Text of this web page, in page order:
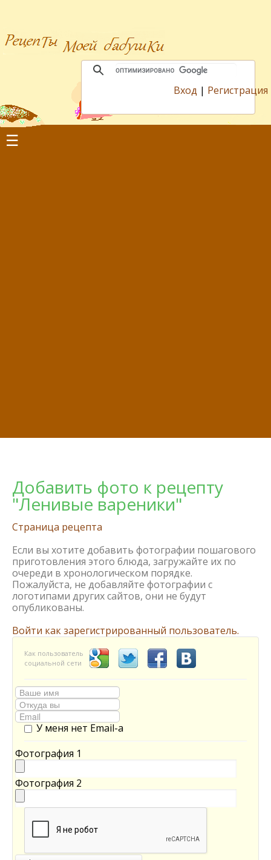
Вход | Регистрация
☰
Добавить фото к рецепту
"Ленивые вареники"
Страница рецепта
Если вы хотите добавить фотографии пошагового
приготовления этого блюда, загружайте их по
очереди в хронологическом порядке.
Пожалуйста, не добавляйте фотографии с
логотипами других сайтов, они не будут
опубликованы.
Войти как зарегистрированный пользователь.
Как пользователь
социальной сети
У меня нет Email-а
Фотография 1
Фотография 2